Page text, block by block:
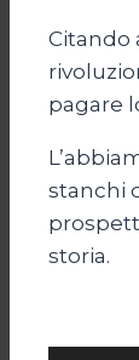
Citando
pagare
stanchi
storia.